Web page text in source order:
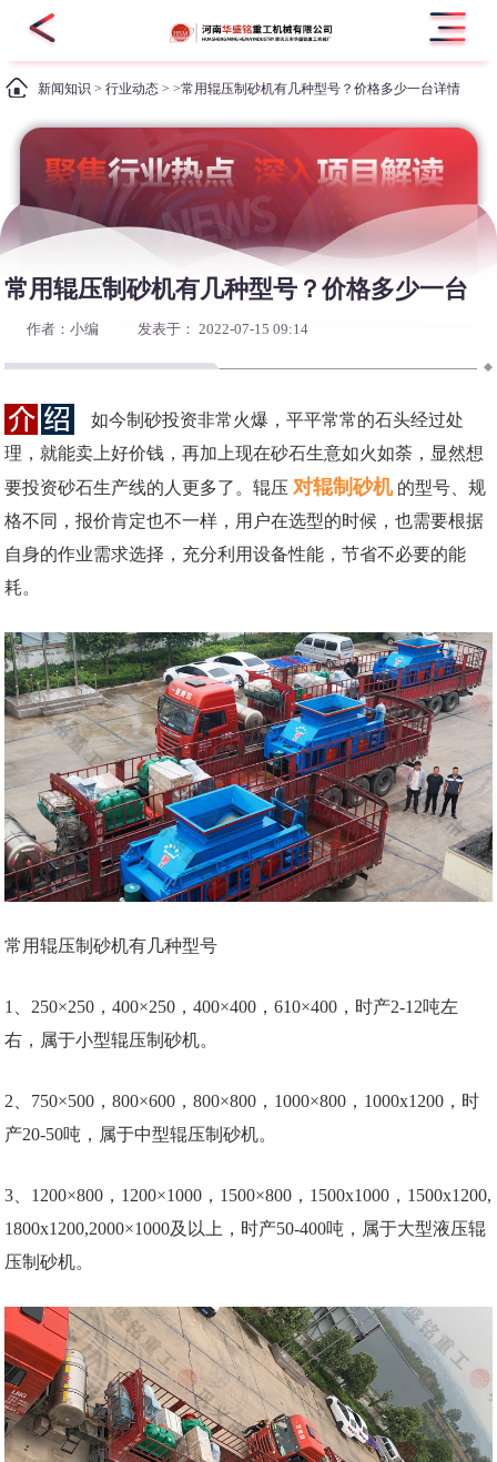
新闻知识 >行业动态 > >常用辊压制砂机有几种型号？价格多少一台详情
常用辊压制砂机有几种型号？价格多少一台
作者：小编 发表于： 2022-07-15 09:14
如今制砂投资非常火爆，平平常常的石头经过处
理，就能卖上好价钱，再加上现在砂石生意如火如荼，显然想
要投资砂石生产线的人更多了。辊压 对辊制砂机 的型号、规
格不同，报价肯定也不一样，用户在选型的时候，也需要根据
自身的作业需求选择，充分利用设备性能，节省不必要的能
耗。
常用辊压制砂机有几种型号
1、250×250，400×250，400×400，610×400，时产2-12吨左
右，属于小型辊压制砂机。
2、750×500，800×600，800×800，1000×800，1000x1200，时
产20-50吨，属于中型辊压制砂机。
3、1200×800，1200×1000，1500×800，1500x1000，1500x1200,
1800x1200,2000×1000及以上，时产50-400吨，属于大型液压辊
压制砂机。